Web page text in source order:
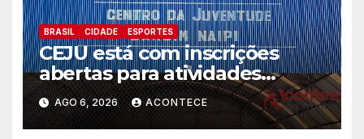
BRASIL CIDADE ESPORTES
CEJU está com inscrições
abertas para atividades
gratuitas
AGO 6, 2026 ACONTECE